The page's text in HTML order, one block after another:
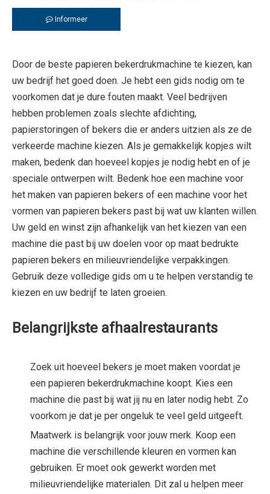
Informeer
Door de beste papieren bekerdrukmachine te kiezen, kan
uw bedrijf het goed doen. Je hebt een gids nodig om te
voorkomen dat je dure fouten maakt. Veel bedrijven
hebben problemen zoals slechte afdichting,
papierstoringen of bekers die er anders uitzien als ze de
verkeerde machine kiezen. Als je gemakkelijk kopjes wilt
maken, bedenk dan hoeveel kopjes je nodig hebt en of je
speciale ontwerpen wilt. Bedenk hoe een machine voor
het maken van papieren bekers of een machine voor het
vormen van papieren bekers past bij wat uw klanten willen.
Uw geld en winst zijn afhankelijk van het kiezen van een
machine die past bij uw doelen voor op maat bedrukte
papieren bekers en milieuvriendelijke verpakkingen.
Gebruik deze volledige gids om u te helpen verstandig te
kiezen en uw bedrijf te laten groeien.
Belangrijkste afhaalrestaurants
Zoek uit hoeveel bekers je moet maken voordat je
een papieren bekerdrukmachine koopt. Kies een
machine die past bij wat jij nu en later nodig hebt. Zo
voorkom je dat je per ongeluk te veel geld uitgeeft.
Maatwerk is belangrijk voor jouw merk. Koop een
machine die verschillende kleuren en vormen kan
gebruiken. Er moet ook gewerkt worden met
milieuvriendelijke materialen. Dit zal u helpen meer